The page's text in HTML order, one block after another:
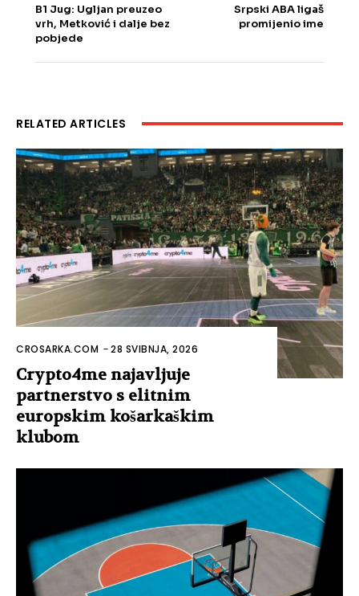
B1 Jug: Ugljan preuzeo
vrh, Metković i dalje bez
pobjede
Srpski ABA ligaš
promijenio ime
RELATED ARTICLES
CROSARKA.COM -28 SVIBNJA, 2026
Crypto4me najavljuje
partnerstvo s elitnim
europskim košarkaškim
klubom